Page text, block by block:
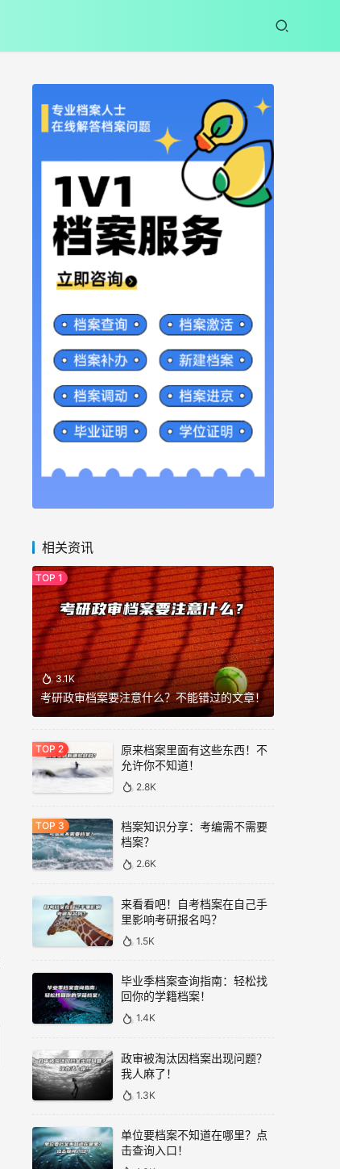
相关资讯
3.1K
考研政审档案要注意什么？不能错过的文章！
原来档案里面有这些东西！不
允许你不知道！
2.8K
档案知识分享：考编需不需要
档案？
2.6K
来看看吧！自考档案在自己手
里影响考研报名吗？
1.5K
毕业季档案查询指南：轻松找
回你的学籍档案！
1.4K
政审被淘汰因档案出现问题？
我人麻了！
1.3K
单位要档案不知道在哪里？点
击查询入口！